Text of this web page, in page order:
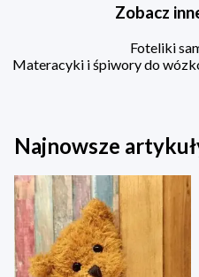
Zobacz
Foteliki
Materacyki i śpiwory do
Najnowsze